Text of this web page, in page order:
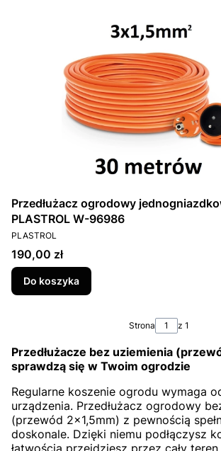
Przedłużacz ogrodowy
PLASTROL W-96986
PRODUCENT
PLASTROL
Cena
190,00 zł
Do koszyka
Strona z 1
Przedłużacze bez uziemienia
sprawdzą się w Twoim ogrodzie
Regularne koszenie ogrodu wymaga
urządzenia. Przedłużacz ogrodowy
(przewód 2x1,5mm) z pewnością
doskonale. Dzięki niemu podłączysz
łatwością przejdziesz przez cały